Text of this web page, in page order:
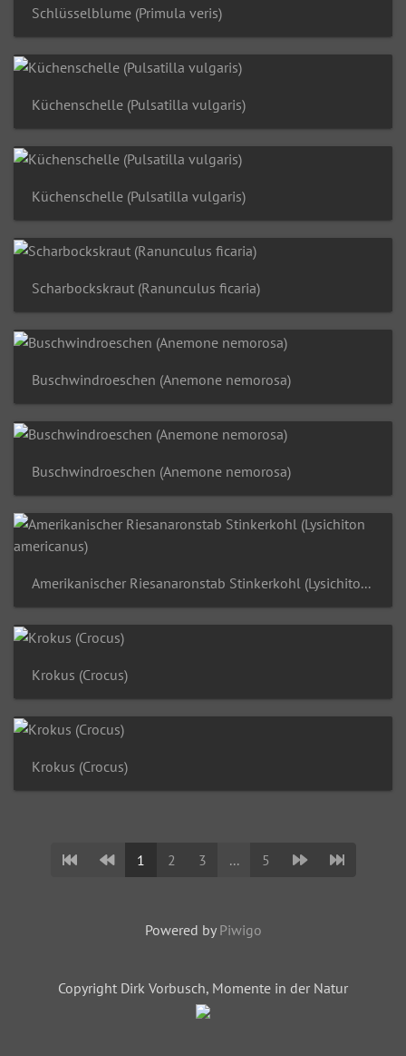
Schlüsselblume (Primula veris)
Küchenschelle (Pulsatilla vulgaris)
Küchenschelle (Pulsatilla vulgaris)
Scharbockskraut (Ranunculus ficaria)
Buschwindroeschen (Anemone nemorosa)
Buschwindroeschen (Anemone nemorosa)
Amerikanischer Riesanaronstab Stinkerkohl (Lysichiton americanus)
Krokus (Crocus)
Krokus (Crocus)
1 2 3 ... 5
Powered by Piwigo
Copyright Dirk Vorbusch, Momente in der Natur